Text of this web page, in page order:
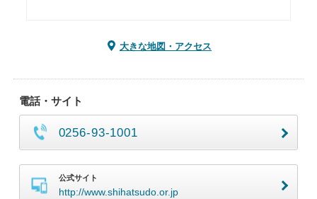
大きな地図・アクセス
電話・サイト
0256-93-1001
公式サイト
http://www.shihatsudo.or.jp